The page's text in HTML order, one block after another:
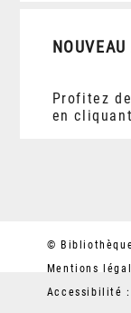
Profitez
en
©
Mentions
Accessibilité